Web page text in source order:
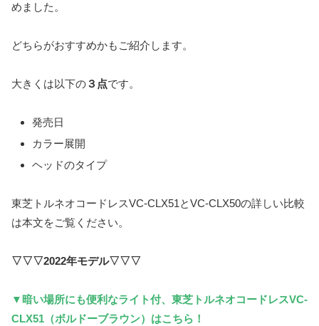
めました。
どちらがおすすめかもご紹介します。
大きくは以下の３点です。
発売日
カラー展開
ヘッドのタイプ
東芝トルネオコードレスVC-CLX51とVC-CLX50の詳しい比較
は本文をご覧ください。
▽▽▽2022年モデル▽▽▽
▼暗い場所にも便利なライト付、東芝トルネオコードレスVC-
CLX51（ボルドーブラウン）はこちら！